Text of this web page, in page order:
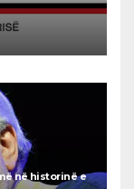
në historinë e